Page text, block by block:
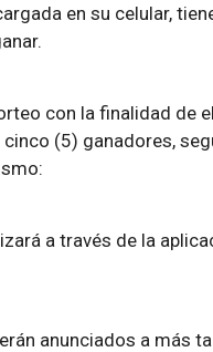
en su celular,
con la finalidad de
(5) ganadores,
a través de la
anunciados a más